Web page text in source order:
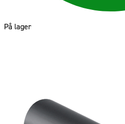
På lager